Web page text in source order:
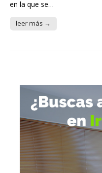
en la que se…
leer más →